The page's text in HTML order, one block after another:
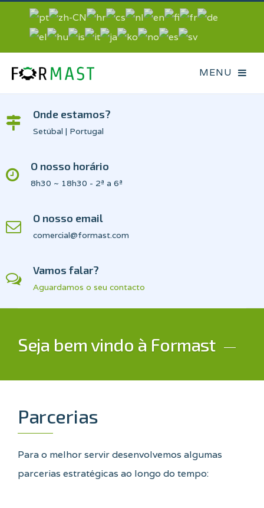
Onde estamos?
Setúbal | Portugal
O nosso horário
8h30 ~ 18h30 - 2ª a 6ª
O nosso email
comercial@formast.com
Vamos falar?
Aguardamos o seu contacto
Seja bem vindo à Formast
Parcerias
Para o melhor servir desenvolvemos algumas
parcerias estratégicas ao longo do tempo: